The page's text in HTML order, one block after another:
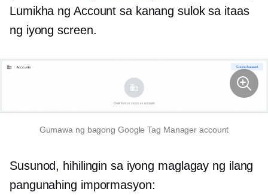
Lumikha ng Account sa kanang sulok sa itaas
ng iyong screen.
Gumawa ng bagong Google Tag Manager account
Susunod, hihilingin sa iyong maglagay ng ilang
pangunahing impormasyon: